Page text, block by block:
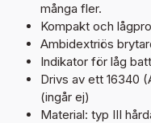
många fler.
Kompakt och
Ambidextriös
Indikator för låg
Drivs av ett 16340
(ingår ej)
Material: typ III